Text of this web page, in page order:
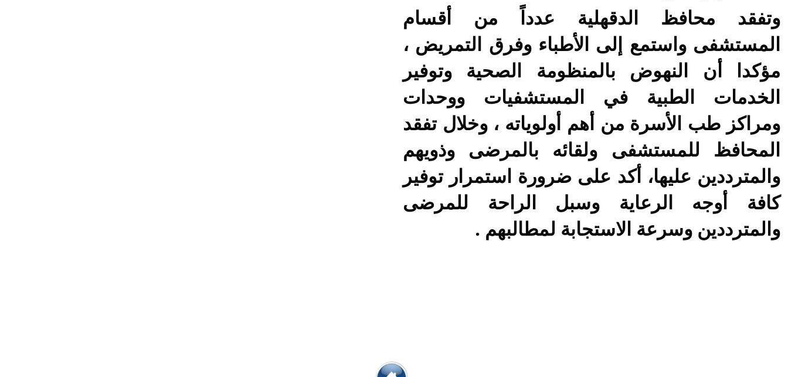
وتفقد محافظ الدقهلية عدداً من أقسام
المستشفى واستمع إلى الأطباء وفرق التمريض ،
مؤكدا أن النهوض بالمنظومة الصحية وتوفير
الخدمات الطبية في المستشفيات ووحدات
ومراكز طب الأسرة من أهم أولوياته ، وخلال تفقد
المحافظ للمستشفى ولقائه بالمرضى وذويهم
والمترددين عليها، أكد على ضرورة استمرار توفير
كافة أوجه الرعاية وسبل الراحة للمرضى
والمترددين وسرعة الاستجابة لمطالبهم .